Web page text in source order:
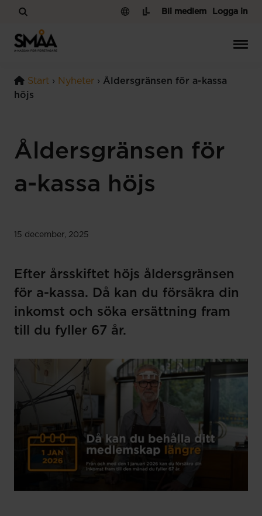
Hoppa till innehåll
Logga in
Bli medlem
Start › Nyheter › Åldersgränsen för a-kassa
höjs
Åldersgränsen för
a-kassa höjs
15 december, 2025
Efter årsskiftet höjs åldersgränsen
för a-kassa. Då kan du försäkra din
inkomst och söka ersättning fram
till du fyller 67 år.